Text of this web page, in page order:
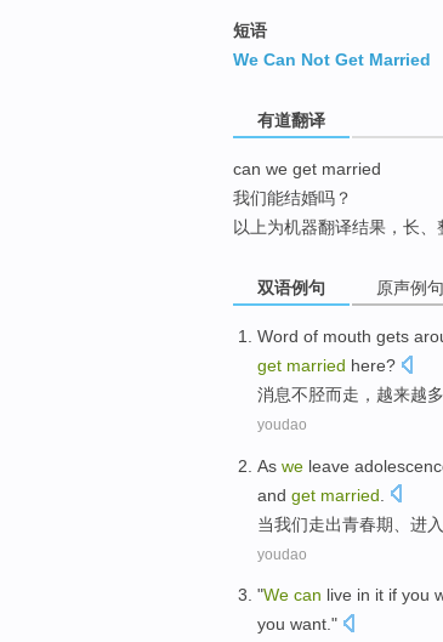
短语
We Can Not Get Married
有道翻译
can we get married
我们能结婚吗？
以上为机器翻译结果，长、
双语例句 原声例句
Word of mouth gets
get married here?
消息不胫而走 ， 越来越多
youdao
As we leave
and get married
当我们走出青春期 进入
youdao
"We can live in it if you
you want."